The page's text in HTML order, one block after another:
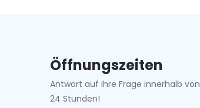
Öffnungszeiten
Antwort auf Ihre Frage innerhalb von
24 Stunden!